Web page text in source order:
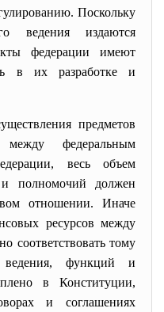
Поскольку
ведения издаются
федерации имеют
в их разработке и
предметов
между федеральным
весь объем
полномочий должен
отношении. Иначе
ресурсов между
соответствовать тому
ведения, функций и
в Конституции,
и соглашениях